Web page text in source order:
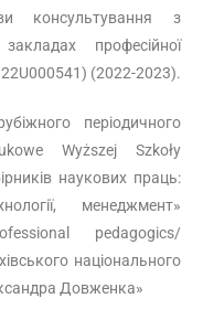
консультування з
професійної
(2022-2023).
періодичного
Wyższej Szkoły
наукових праць:
менеджмент»
pedagogics/
національного
Довженка»